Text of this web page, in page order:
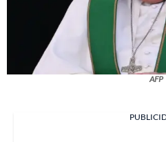
AFP